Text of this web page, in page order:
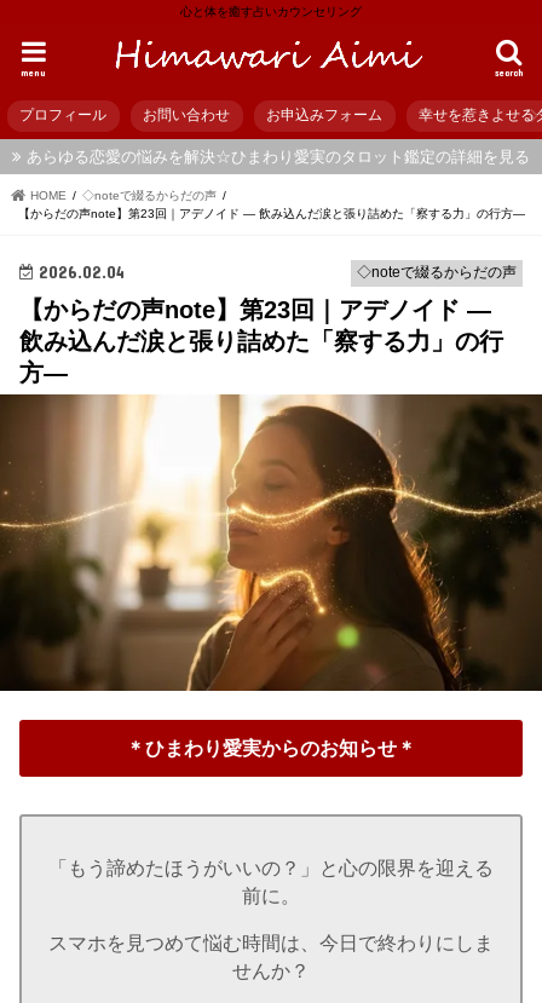
心と体を癒す占いカウンセリング
search
menu
プロフィール お問い合わせ お申込みフォーム 幸せを惹きよせる
あらゆる恋愛の悩みを解決☆ひまわり愛実のタロット鑑定の詳細を見る
HOME
◇noteで綴るからだの声
【からだの声note】第23回｜アデノイド ― 飲み込んだ涙と張り詰めた「察する力」の行方―
◇noteで綴るからだの声
2026.02.04
【からだの声note】第23回｜アデノイド ―
飲み込んだ涙と張り詰めた「察する力」の行
方―
＊ひまわり愛実からのお知らせ＊
「もう諦めたほうがいいの？」と心の限界を迎える
前に。
スマホを見つめて悩む時間は、今日で終わりにしま
せんか？